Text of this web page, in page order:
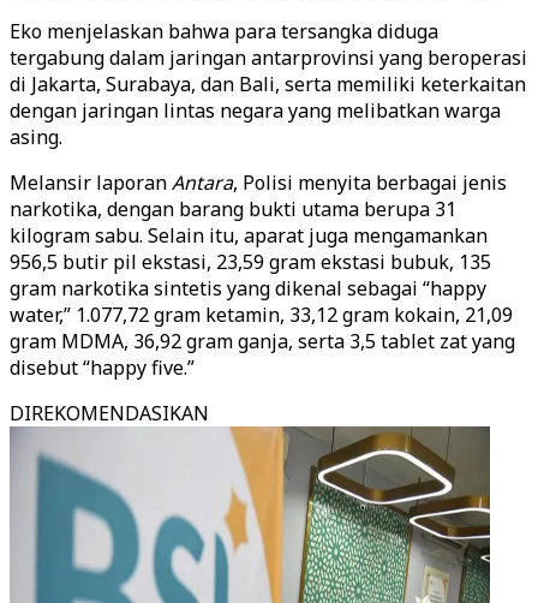
Eko menjelaskan bahwa para tersangka diduga
tergabung dalam jaringan antarprovinsi yang beroperasi
di Jakarta, Surabaya, dan Bali, serta memiliki keterkaitan
dengan jaringan lintas negara yang melibatkan warga
asing.
Melansir laporanAntara, Polisi menyita berbagai jenis
narkotika, dengan barang bukti utama berupa 31
kilogram sabu. Selain itu, aparat juga mengamankan
956,5 butir pil ekstasi, 23,59 gram ekstasi bubuk, 135
gram narkotika sintetis yang dikenal sebagai “happy
water,” 1.077,72 gram ketamin, 33,12 gram kokain, 21,09
gram MDMA, 36,92 gram ganja, serta 3,5 tablet zat yang
disebut “happy five.”
DIREKOMENDASIKAN